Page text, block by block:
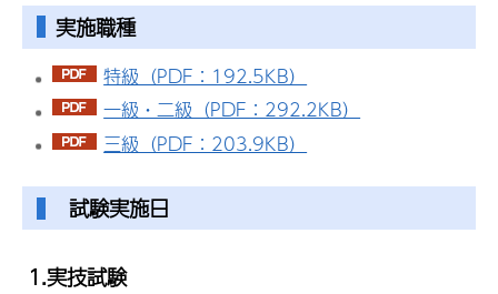
実施職種
特級（PDF：192.5KB）
一級・二級（PDF：292.2KB）
三級（PDF：203.9KB）
試験実施日
1.実技試験